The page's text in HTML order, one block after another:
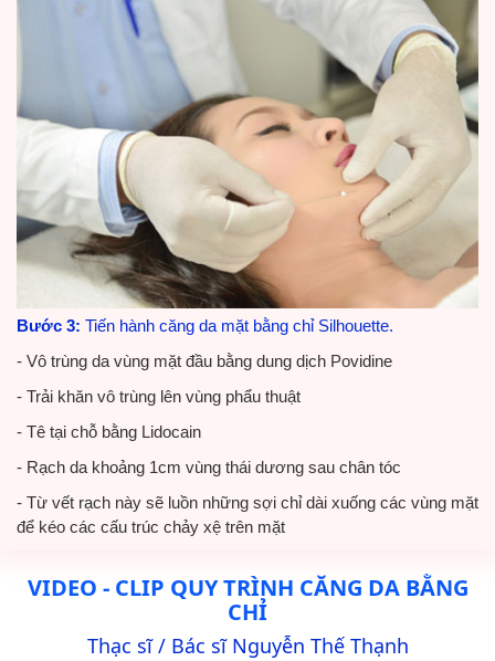
Bước 3: Tiến hành căng da mặt bằng chỉ Silhouette.
- Vô trùng da vùng mặt đầu bằng dung dịch Povidine
- Trải khăn vô trùng lên vùng phẩu thuật
- Tê tại chỗ bằng Lidocain
- Rạch da khoảng 1cm vùng thái dương sau chân tóc
- Từ vết rạch này sẽ luồn những sợi chỉ dài xuống các vùng mặt
để kéo các cấu trúc chảy xệ trên mặt
VIDEO - CLIP QUY TRÌNH CĂNG DA BẰNG
CHỈ
Thạc sĩ / Bác sĩ Nguyễn Thế Thạnh